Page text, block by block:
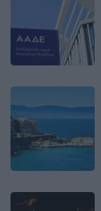
Image